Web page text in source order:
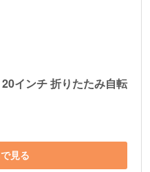
インチ 折りたたみ自転
見る